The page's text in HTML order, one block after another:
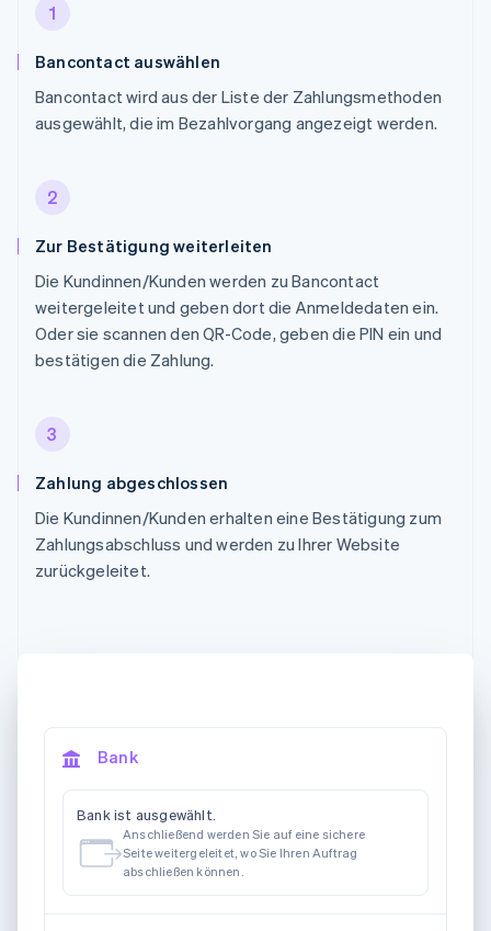
1
Bancontact auswählen
Bancontact wird aus der Liste der Zahlungsmethoden
ausgewählt, die im Bezahlvorgang angezeigt werden.
2
Zur Bestätigung weiterleiten
Die Kundinnen/Kunden werden zu Bancontact
weitergeleitet und geben dort die Anmeldedaten ein.
Oder sie scannen den QR-Code, geben die PIN ein und
bestätigen die Zahlung.
3
Zahlung abgeschlossen
Die Kundinnen/Kunden erhalten eine Bestätigung zum
Zahlungsabschluss und werden zu Ihrer Website
zurückgeleitet.
Bank
Bank ist ausgewählt.
Anschließend werden Sie auf eine sichere
Seite weitergeleitet, wo Sie Ihren Auftrag
abschließen können.